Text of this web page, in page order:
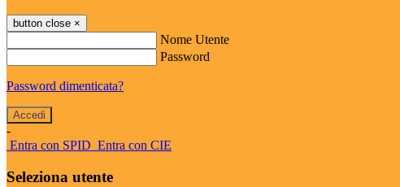
button close ×
Nome Utente
Password
Password dimenticata?
-
Entra con SPID Entra con CIE
Seleziona utente